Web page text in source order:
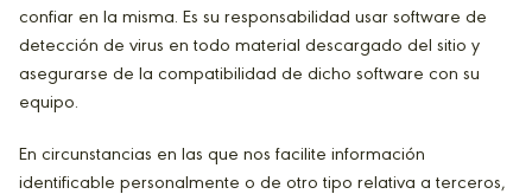
confiar en la misma. Es su responsabilidad usar software de
detección de virus en todo material descargado del sitio y
asegurarse de la compatibilidad de dicho software con su
equipo.
En circunstancias en las que nos facilite información
identificable personalmente o de otro tipo relativa a terceros,